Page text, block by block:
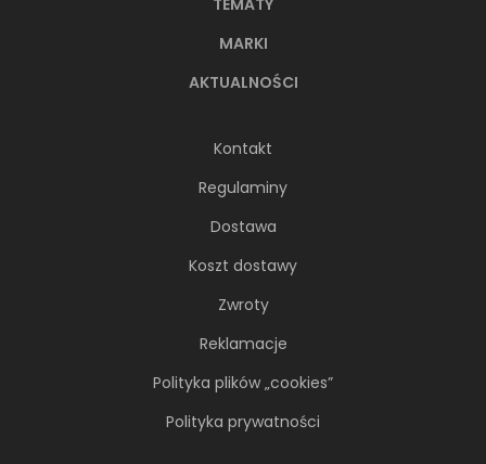
MARKI
AKTUALNOŚCI
Kontakt
Regulaminy
Dostawa
Koszt dostawy
Zwroty
Reklamacje
Polityka plików „cookies”
Polityka prywatności